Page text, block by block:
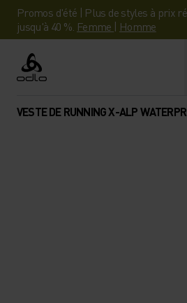
Promos d'été | Plus de styles à prix
jusqu'à 40 %. Femme | Homme
Odlo
VESTE DE RUNNING X-ALP